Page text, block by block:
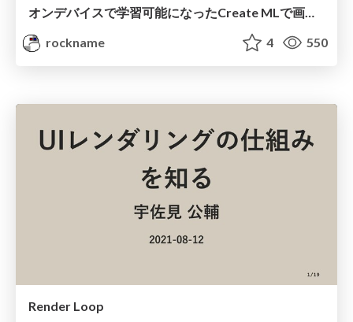
オンデバイスで学習可能になったCreate MLで画像分類器を作ってみた💪 / Developing an app to train an image classifier on iOS Device using Create ML
rockname
4 550
Render Loop